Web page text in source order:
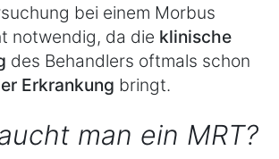
bei einem Morbus
notwendig, da die klinische
des Behandlers oftmals schon
Erkrankung bringt.
man ein MRT?